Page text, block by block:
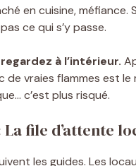
en cuisine, méfiance.
ce qui s’y passe.
à l’intérieur.
de vraies flammes est
c’est plus risqué.
La file d’attente
les guides. Les